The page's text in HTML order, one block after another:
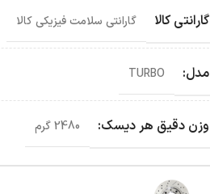
گارانتی کالا گارانتی سلامت فیزیکی کالا
مدل: TURBO
وزن دقیق هر دیسک: 2480 گرم